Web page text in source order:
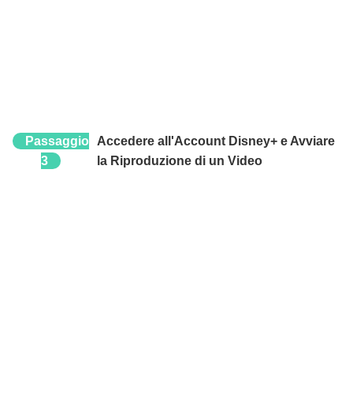
Passaggio
3
Accedere all'Account Disney+ e Avviare
la Riproduzione di un Video